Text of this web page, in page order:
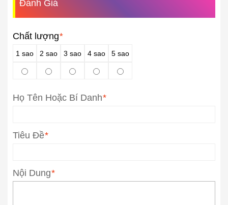
Đánh Giá
Chất lượng*
1 sao 2 sao 3 sao 4 sao 5 sao
*
Họ Tên Hoặc Bí Danh
*
Tiêu Đề
*
Nội Dung